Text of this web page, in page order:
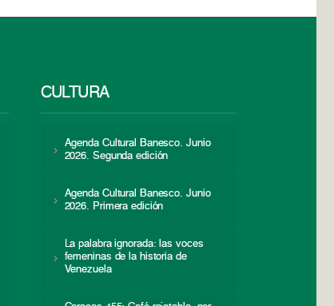
CULTURA
Agenda Cultural Banesco. Junio
2026. Segunda edición
Agenda Cultural Banesco. Junio
2026. Primera edición
La palabra ignorada: las voces
femeninas de la historia de
Venezuela